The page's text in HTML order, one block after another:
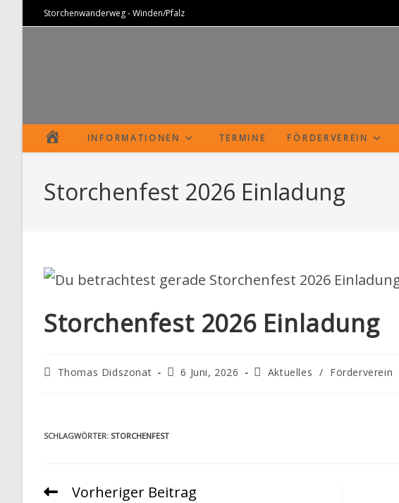
Inhalt
Storchenwanderweg - Winden/Pfalz
A
S
I
INFORMATIONEN TERMINE FÖRDERVEREIN
Storchenfest 2026 Einladung
Storchenfest 2026 Einladung
Beitrags-
Thomas Didszonat
Beitrag
6 Juni, 2026
Beitrags-
Aktuelles / Förderverein
SCHLAGWÖRTER: STORCHENFEST
WeitereVorheriger Beitrag